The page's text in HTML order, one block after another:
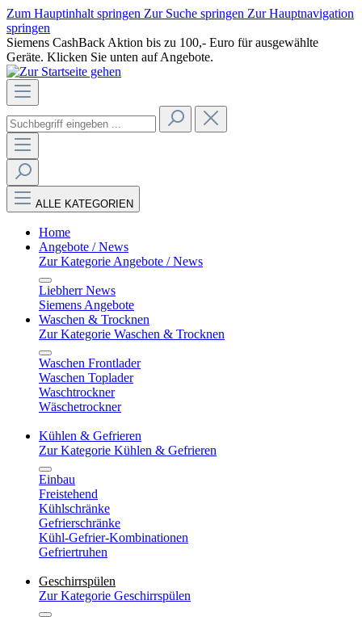
Zum Hauptinhalt springen Zur Suche springen Zur Hauptnavigation
springen
Siemens CashBack Aktion bis zu 100,- Euro für ausgewählte
Geräte. Klicken Sie unten auf Angebote.
ALLE KATEGORIEN
Home
Angebote / News
Zur Kategorie Angebote / News
Liebherr News
Siemens Angebote
Waschen & Trocknen
Zur Kategorie Waschen & Trocknen
Waschen Frontlader
Waschen Toplader
Waschtrockner
Wäschetrockner
Kühlen & Gefrieren
Zur Kategorie Kühlen & Gefrieren
Einbau
Freistehend
Kühlschränke
Gefrierschränke
Kühl-Gefrier-Kombinationen
Gefriertruhen
Geschirrspülen
Zur Kategorie Geschirrspülen